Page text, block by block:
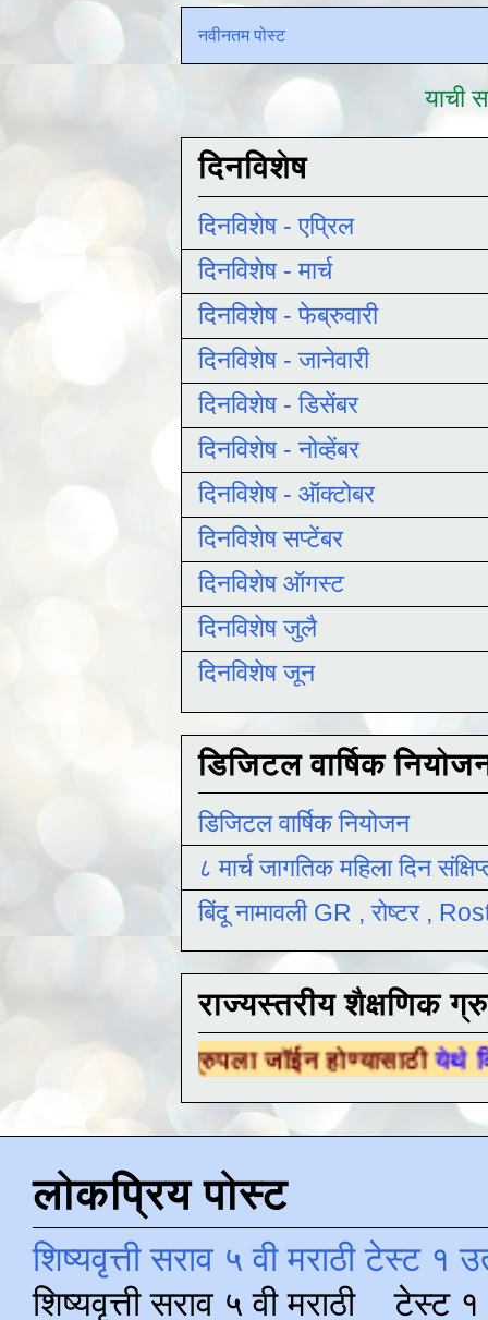
नवीनतम पोस्ट
याची
दिनविशेष
दिनविशेष - एप्रिल
दिनविशेष - मार्च
दिनविशेष - फेब्रुवारी
दिनविशेष - जानेवारी
दिनविशेष - डिसेंबर
दिनविशेष - नोव्हेंबर
दिनविशेष - ऑक्टोबर
दिनविशेष सप्टेंबर
दिनविशेष ऑगस्ट
दिनविशेष जुलै
दिनविशेष जून
डिजिटल वार्षिक
डिजिटल वार्षिक नियोजन
८ मार्च जागतिक महिला दिन
बिंदू नामावली GR , रोष्टर ,
राज्यस्तरीय शैक्षणिक
ग्रुपला जॉईन होण्यासाठीयेथे क्लिक करा .
लोकप्रिय पोस्ट
शिष्यवृत्ती सराव ५ वी मराठी टेस्ट १
शिष्यवृत्ती सराव ५ वी मराठी टेस्ट